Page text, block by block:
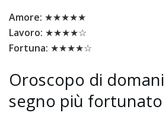
Amore: ★★★★★
Lavoro: ★★★★☆
Fortuna: ★★★★☆
Oroscopo di
segno più fortunato